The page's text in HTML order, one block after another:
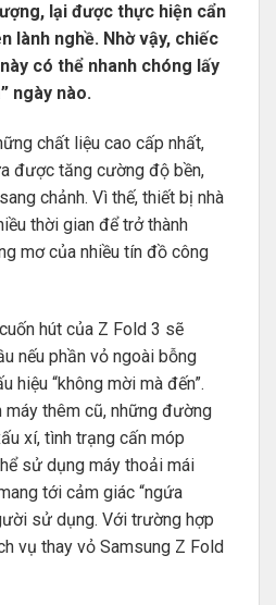
lại được thực hiện cẩn
lành nghề. Nhờ vậy, chiếc
có thể nhanh chóng lấy
ngày nào.
chất liệu cao cấp nhất,
được tăng cường độ bền,
chảnh. Vì thế, thiết bị nhà
thời gian để trở thành
mơ của nhiều tín đồ công
hút của Z Fold 3 sẽ
nếu phần vỏ ngoài bỗng
hiệu “không mời mà đến”.
máy thêm cũ, những đường
xí, tình trạng cấn móp
sử dụng máy thoải mái
tới cảm giác “ngứa
sử dụng. Với trường hợp
vụ thay vỏ Samsung Z Fold